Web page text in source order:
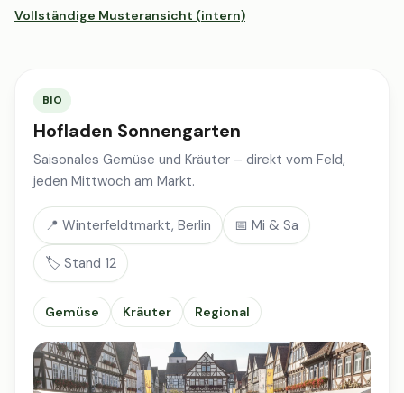
Vollständige Musteransicht (intern)
BIO
Hofladen Sonnengarten
Saisonales Gemüse und Kräuter – direkt vom Feld,
jeden Mittwoch am Markt.
📍 Winterfeldtmarkt, Berlin 📅 Mi & Sa
🏷️ Stand 12
Gemüse Kräuter Regional